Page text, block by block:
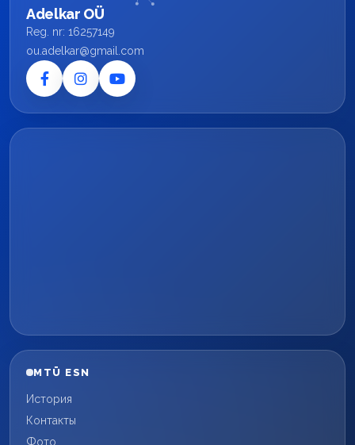
Adelkar OÜ
Reg. nr: 16257149
ou.adelkar@gmail.com
MTÜ ESN
История
Контакты
Фото